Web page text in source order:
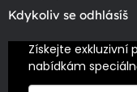
Kdykoliv se odhlásíš
Získejte exkluzivní
nabídkám